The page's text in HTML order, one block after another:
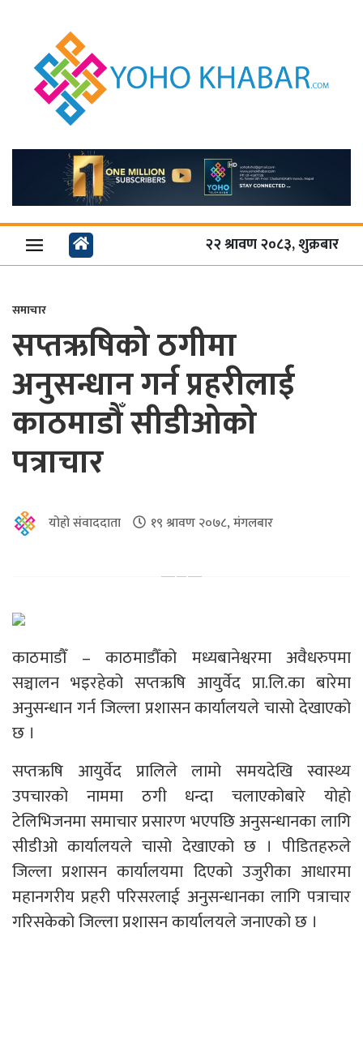
२२ श्रावण २०८३, शुक्रबार
समाचार
सप्तऋषिको ठगीमा
अनुसन्धान गर्न प्रहरीलाई
काठमाडौँ सीडीओको
पत्राचार
योहो संवाददाता १९ श्रावण २०७८, मंगलबार
काठमाडौँ – काठमाडौँको मध्यबानेश्वरमा अवैधरुपमा
सञ्चालन भइरहेको सप्तऋषि आयुर्वेद प्रा.लि.का बारेमा
अनुसन्धान गर्न जिल्ला प्रशासन कार्यालयले चासो देखाएको
छ ।
सप्तऋषि आयुर्वेद प्रालिले लामो समयदेखि स्वास्थ्य
उपचारको नाममा ठगी धन्दा चलाएकोबारे योहो
टेलिभिजनमा समाचार प्रसारण भएपछि अनुसन्धानका लागि
सीडीओ कार्यालयले चासो देखाएको छ । पीडितहरुले
जिल्ला प्रशासन कार्यालयमा दिएको उजुरीका आधारमा
महानगरीय प्रहरी परिसरलाई अनुसन्धानका लागि पत्राचार
गरिसकेको जिल्ला प्रशासन कार्यालयले जनाएको छ ।